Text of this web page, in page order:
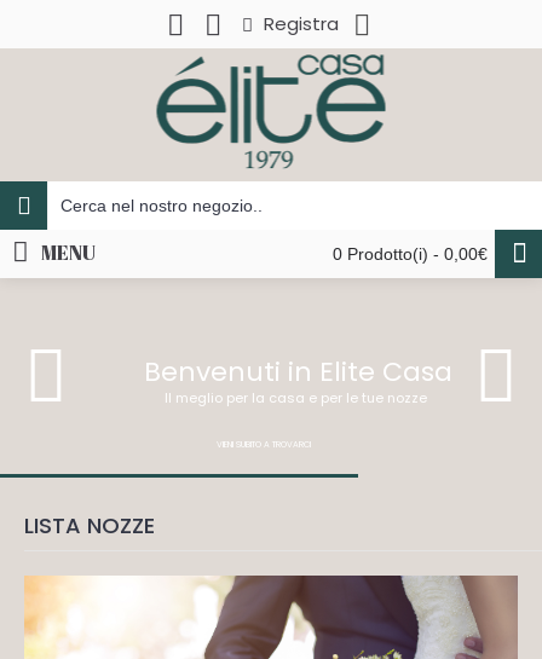
Registra
0 Prodotto(i) - 0,00€
MENU
Benvenuti in Elite Casa
Il meglio per la casa e per le tue nozze
VIENI SUBITO A TROVARCI
LISTA NOZZE